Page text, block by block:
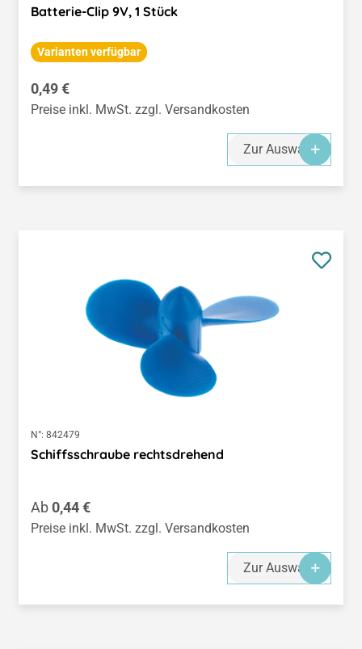
Batterie-Clip 9V, 1 Stück
Varianten verfügbar
Regulärer Preis:
0,49 €
Preise inkl. MwSt. zzgl. Versandkosten
Zur Auswahl
N°: 842479
Schiffsschraube rechtsdrehend
Regulärer Preis:
Ab0,44 €
Preise inkl. MwSt. zzgl. Versandkosten
Zur Auswahl